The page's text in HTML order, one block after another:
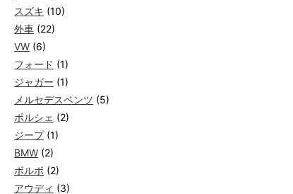
スズキ (10)
外車 (22)
VW (6)
フォード (1)
ジャガー (1)
メルセデスベンツ (5)
ポルシェ (2)
ジープ(1)
BMW (2)
ボルボ (2)
アウディ (3)